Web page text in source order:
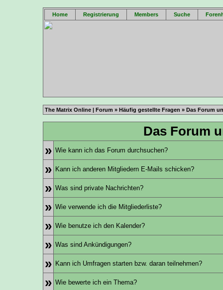
Home Registrierung Members Suche
The Matrix Online | Forum » Häufig gestellte Fragen » Das Forum
Das Forum
» Wie kann ich das Forum durchsuchen?
» Kann ich anderen Mitgliedern E-Mails schicken?
» Was sind private Nachrichten?
» Wie verwende ich die Mitgliederliste?
» Wie benutze ich den Kalender?
» Was sind Ankündigungen?
» Kann ich Umfragen starten bzw. daran teilnehmen?
» Wie bewerte ich ein Thema?